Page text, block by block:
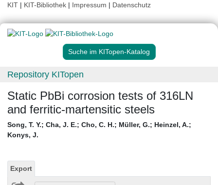
KIT | KIT-Bibliothek | Impressum | Datenschutz
Suche im KITopen-Katalog
Repository KITopen
Static PbBi corrosion tests of 316LN
and ferritic-martensitic steels
Song, T. Y.; Cha, J. E.; Cho, C. H.; Müller, G.; Heinzel, A.;
Konys, J.
Export